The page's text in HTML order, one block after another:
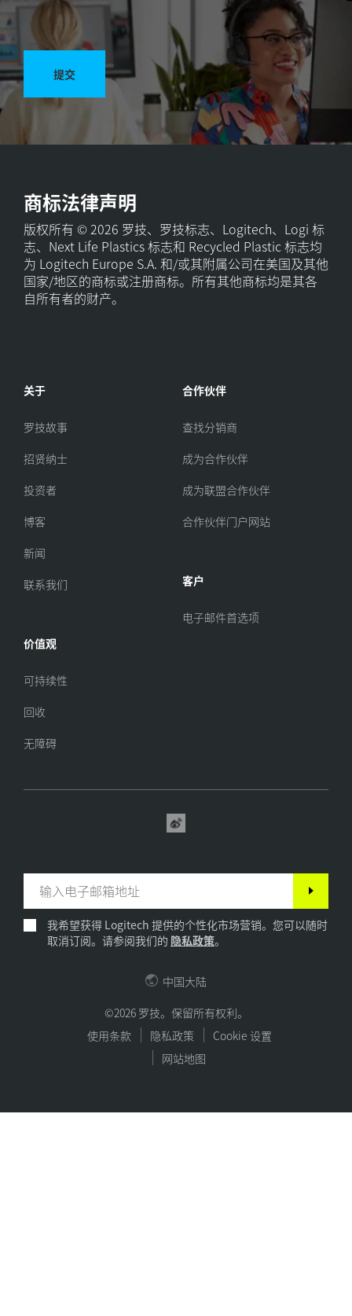
提交
商标法律声明
版权所有 © 2026 罗技、罗技标志、Logitech、Logi 标
志、Next Life Plastics 标志和 Recycled Plastic 标志均
为 Logitech Europe S.A. 和/或其附属公司在美国及其他
国家/地区的商标或注册商标。所有其他商标均是其各
自所有者的财产。
关于
罗技故事
招贤纳士
投资者
博客
新闻
联系我们
价值观
可持续性
回收
无障碍
合作伙伴
查找分销商
成为合作伙伴
成为联盟合作伙伴
合作伙伴门户网站
客户
电子邮件首选项
我希望获得 Logitech 提供的个性化市场营销。您可以随时
取消订阅。请参阅我们的 隐私政策。
©2026 罗技。保留所有权利。
使用条款
隐私政策
Cookie 设置
网站地图
中国大陆